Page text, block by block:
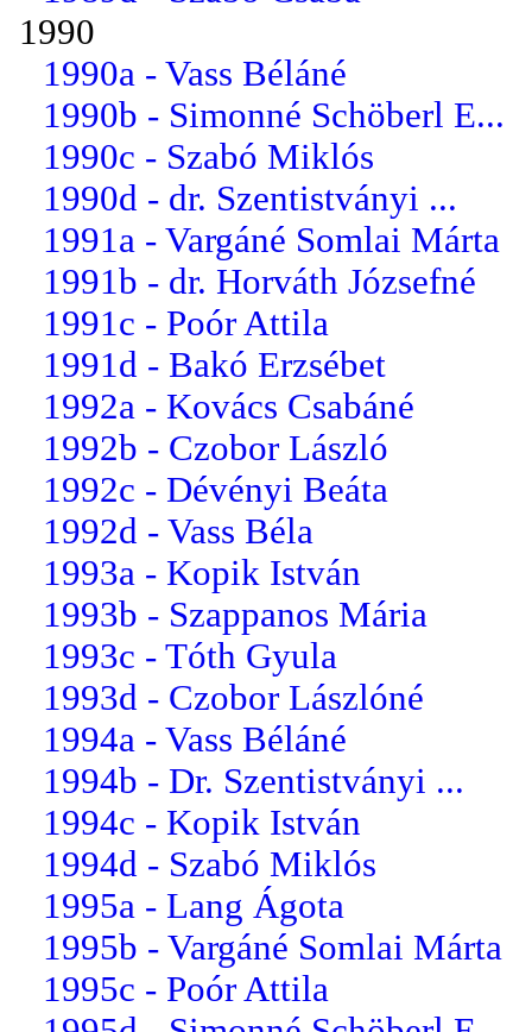
1990
1990a - Vass Béláné
1990b - Simonné Schöberl E...
1990c - Szabó Miklós
1990d - dr. Szentistványi ...
1991a - Vargáné Somlai Márta
1991b - dr. Horváth Józsefné
1991c - Poór Attila
1991d - Bakó Erzsébet
1992a - Kovács Csabáné
1992b - Czobor László
1992c - Dévényi Beáta
1992d - Vass Béla
1993a - Kopik István
1993b - Szappanos Mária
1993c - Tóth Gyula
1993d - Czobor Lászlóné
1994a - Vass Béláné
1994b - Dr. Szentistványi ...
1994c - Kopik István
1994d - Szabó Miklós
1995a - Lang Ágota
1995b - Vargáné Somlai Márta
1995c - Poór Attila